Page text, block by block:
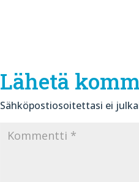
Lähetä
Sähköpostiosoitettasi ei